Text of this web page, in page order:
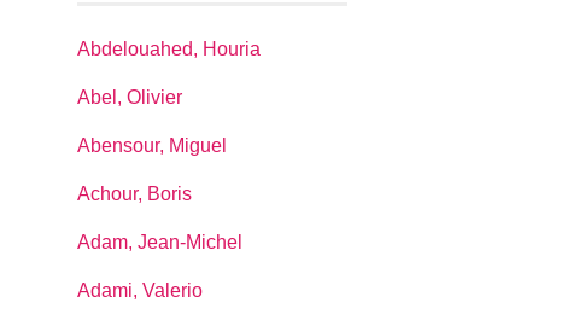
Abdelouahed, Houria
Abel, Olivier
Abensour, Miguel
Achour, Boris
Adam, Jean-Michel
Adami, Valerio